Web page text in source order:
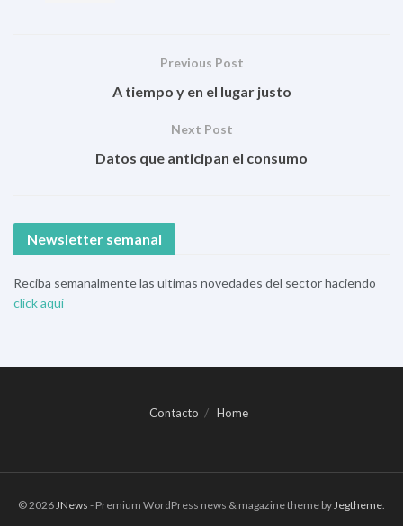
Previous Post
A tiempo y en el lugar justo
Next Post
Datos que anticipan el consumo
Newsletter semanal
Reciba semanalmente las ultimas novedades del sector haciendo
click aqui
Contacto Home
© 2026 JNews - Premium WordPress news & magazine theme by Jegtheme